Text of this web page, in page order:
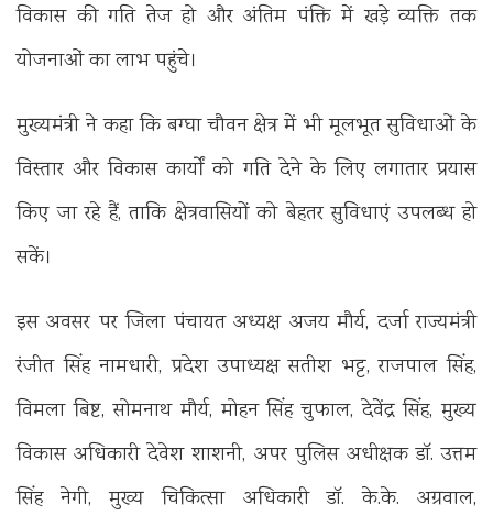
विकास की गति तेज हो और अंतिम पंक्ति में खड़े व्यक्ति तक
योजनाओं का लाभ पहुंचे।
मुख्यमंत्री ने कहा कि बग्घा चौवन क्षेत्र में भी मूलभूत सुविधाओं के
विस्तार और विकास कार्यों को गति देने के लिए लगातार प्रयास
किए जा रहे हैं, ताकि क्षेत्रवासियों को बेहतर सुविधाएं उपलब्ध हो
सकें।
इस अवसर पर जिला पंचायत अध्यक्ष अजय मौर्य, दर्जा राज्यमंत्री
रंजीत सिंह नामधारी, प्रदेश उपाध्यक्ष सतीश भट्ट, राजपाल सिंह,
विमला बिष्ट, सोमनाथ मौर्य, मोहन सिंह चुफाल, देवेंद्र सिंह, मुख्य
विकास अधिकारी देवेश शाशनी, अपर पुलिस अधीक्षक डॉ. उत्तम
सिंह नेगी, मुख्य चिकित्सा अधिकारी डॉ. के.के. अग्रवाल,